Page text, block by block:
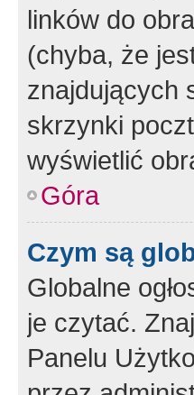
linków do
(chyba, że
znajdujących
skrzynki
wyświetlić
Góra
Czym są
Globalne
je czytać.
Panelu